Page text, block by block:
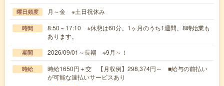
曜日頻度 月～金 ※土日祝休み
時間
8:50～17:10 ※休憩は60分。1ヶ月のうち1週間、8時始業も
あります。
期間 2026/09/01～長期 ※9月～！
時給
時給1650円＋交 【月収例】298,374円～ ■給与の前払い
が可能な速払いサービスあり